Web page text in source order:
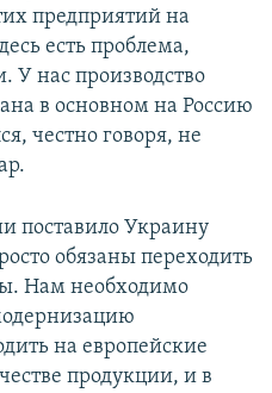
предприятий на
есть проблема,
У нас производство
в основном на Россию
честно говоря, не
поставило Украину
обязаны переходить
Нам необходимо
на европейские
продукции, и в